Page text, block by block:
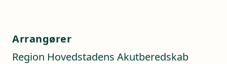
Arrangører
Region Hovedstadens Akutberedskab